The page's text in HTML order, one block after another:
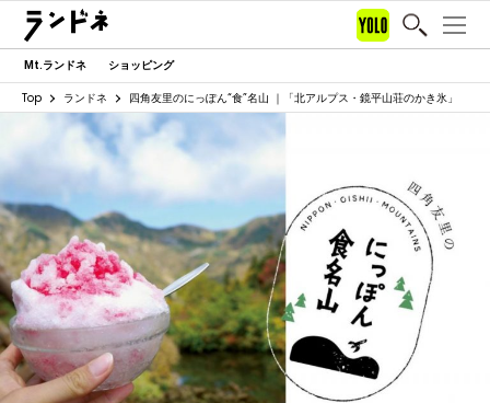
Mt.ランドネ ショッピング
Top ランドネ 四角友里のにっぽん“食”名山 ｜「北アルプス・鏡平山荘のかき氷」